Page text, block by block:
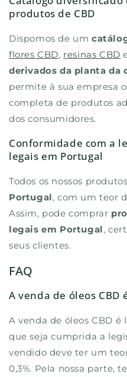
produtos de CBD
Dispomos de um
flores CBD, resinas CBD
derivados da planta da
permite à sua empresa
completa de produtos
dos consumidores.
Conformidade com a
legais em Portugal
Todos os nossos
Portugal, com um teor
Assim, pode comprar
legais em Portugal,
seus clientes.
FAQ
A venda de óleos CBD
A venda de óleos CBD
que seja cumprida a
vendido deve ter um
0,3%. Pela nossa parte,